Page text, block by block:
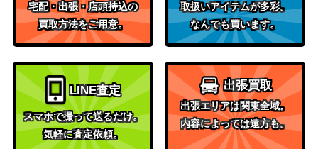
宅配・出張・店頭持込の
買取方法をご用意。
取扱いアイテムが多彩。
なんでも買います。
LINE査定
スマホで撮って送るだけ。
気軽に査定依頼。
出張買取
出張エリアは関東全域。
内容によっては遠方も。